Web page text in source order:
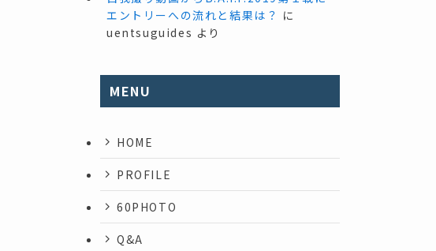
エントリーへの流れと結果は？ に
uentsuguides より
MENU
HOME
PROFILE
60PHOTO
Q&A